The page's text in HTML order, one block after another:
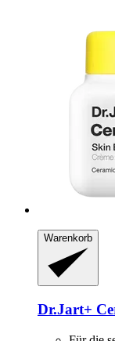
Warenkorb
Dr.Jart+